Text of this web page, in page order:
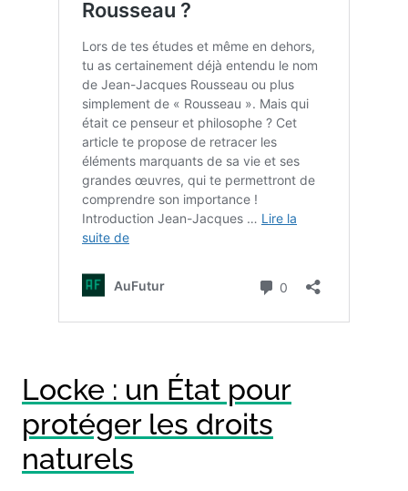
Locke : un État pour
protéger les droits
naturels